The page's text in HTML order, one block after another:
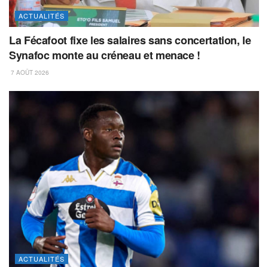
ACTUALITÉS
La Fécafoot fixe les salaires sans concertation, le
Synafoc monte au créneau et menace !
7 AOÛT 2026
ACTUALITÉS